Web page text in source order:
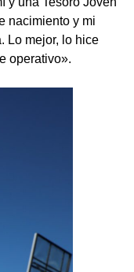
nacimiento y mi
Lo mejor, lo hice
operativo».